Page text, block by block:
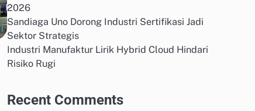
2026
Sandiaga Uno Dorong Industri Sertifikasi Jadi
Sektor Strategis
Industri Manufaktur Lirik Hybrid Cloud Hindari
Risiko Rugi
Recent Comments